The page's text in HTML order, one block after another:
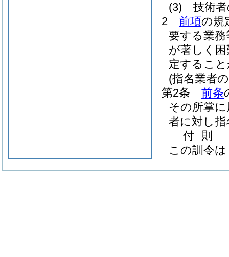
(3)
技術
2
前項の規
要する業
が著しく
定するこ
(指名業者
第2条
前条
その所掌
者に対し
付 則
この訓令